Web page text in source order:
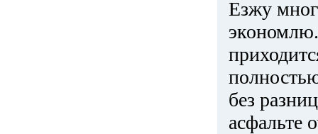
Езжу
без
асфальте